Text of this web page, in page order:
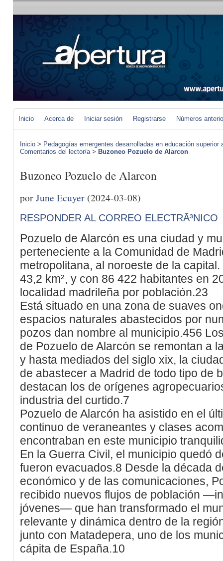
Inicio Acerca de Iniciar sesión Registrarse Números
Inicio > Pedagogías emergentes desarrolladas en educación
Comentarios del lector/a> Buzoneo Pozuelo de Alarcon
Buzoneo Pozuelo de Alarcon
porJune Ecuyer (2024-03-08)
RESPONDER AL CORREO ELECTRÃ³NICO
Pozuelo de Alarcón es una ciudad y
perteneciente a la Comunidad de
metropolitana, al noroeste de la
43,2 km², y con 86 422 habitantes en
localidad madrileña por población.2​3​
Está situado en una zona de suaves
espacios naturales abastecidos por
pozos dan nombre al municipio.4​5​6​
de Pozuelo de Alarcón se remontan a
y hasta mediados del siglo xix, la
de abastecer a Madrid de todo tipo de
destacan los de orígenes
industria del curtido.7​
Pozuelo de Alarcón ha asistido en el
continuo de veraneantes y clases
encontraban en este municipio
En la Guerra Civil, el municipio quedó
fueron evacuados.8​ Desde la década
económico y de las comunicaciones,
recibido nuevos flujos de población
jóvenes— que han transformado el
relevante y dinámica dentro de la
junto con Matadepera, uno de los
cápita de España.10